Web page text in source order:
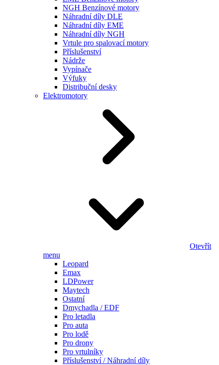
NGH Benzínové motory
Náhradní díly DLE
Náhradní díly EME
Náhradní díly NGH
Vrtule pro spalovací motory
Příslušenství
Nádrže
Vypínače
Výfuky
Distribuční desky
Elektromotory
Otevřít
menu
Leopard
Emax
LDPower
Maytech
Ostatní
Dmychadla / EDF
Pro letadla
Pro auta
Pro lodě
Pro drony
Pro vrtulníky
Příslušenství / Náhradní díly